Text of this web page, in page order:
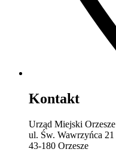
Kontakt
Urząd Miejski Orzesze
ul. Św. Wawrzyńca 21
43-180 Orzesze